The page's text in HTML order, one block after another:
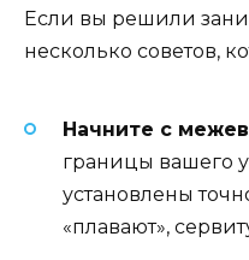
Если вы решили
несколько советов,
Начните с
границы вашего
установлены
«плавают»,